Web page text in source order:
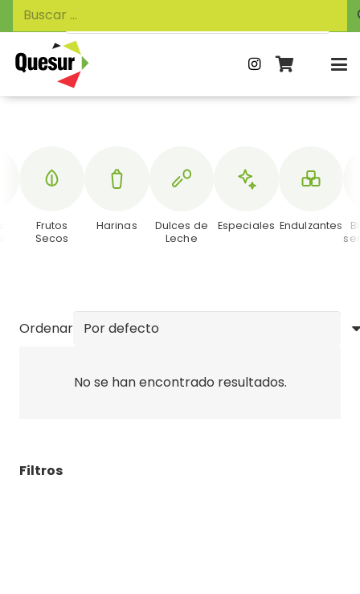
de
productos
Buscar:
Frutos
Secos
Harinas
Dulces de
Leche
Especiales Endulzantes
Filtros
Ordenar
No se han encontrado resultados.